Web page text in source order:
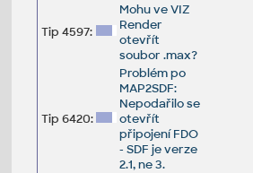
Tip 4597:
Mohu ve VIZ
Render
otevřít
soubor .max?
Tip 6420:
Problém po
MAP2SDF:
Nepodařilo se
otevřít
připojení FDO
- SDF je verze
2.1, ne 3.